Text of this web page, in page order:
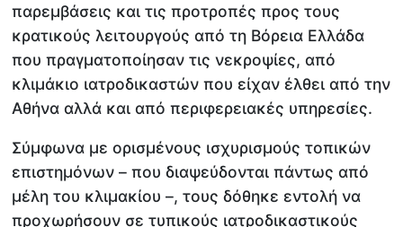
παρεμβάσεις και τις προτροπές προς τους
κρατικούς λειτουργούς από τη Βόρεια Ελλάδα
που πραγματοποίησαν τις νεκροψίες, από
κλιμάκιο ιατροδικαστών που είχαν έλθει από την
Αθήνα αλλά και από περιφερειακές υπηρεσίες.
Σύμφωνα με ορισμένους ισχυρισμούς τοπικών
επιστημόνων – που διαψεύδονται πάντως από
μέλη του κλιμακίου –, τους δόθηκε εντολή να
προχωρήσουν σε τυπικούς ιατροδικαστικούς